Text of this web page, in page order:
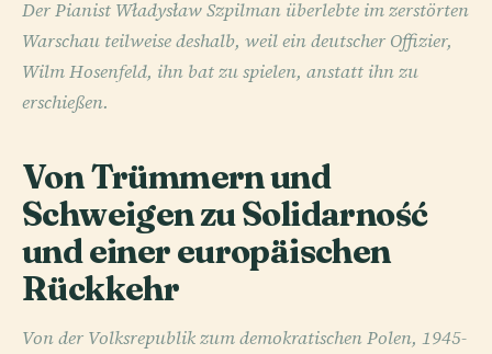
Der Pianist Władysław Szpilman überlebte im zerstörten
Warschau teilweise deshalb, weil ein deutscher Offizier,
Wilm Hosenfeld, ihn bat zu spielen, anstatt ihn zu
erschießen.
Von Trümmern und
Schweigen zu Solidarność
und einer europäischen
Rückkehr
Von der Volksrepublik zum demokratischen Polen, 1945-